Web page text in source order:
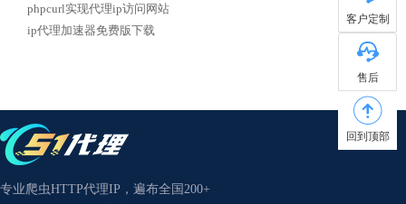
phpcurl实现代理ip访问网站
ip代理加速器免费版下载
客户定制
售后
回到顶部
专业爬虫HTTP代理IP，遍布全国200+